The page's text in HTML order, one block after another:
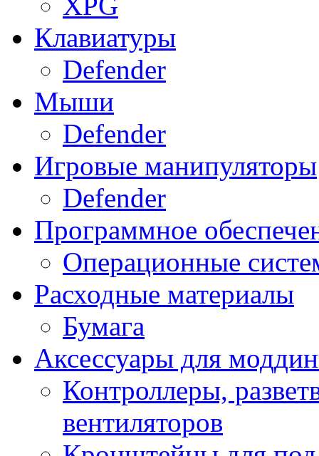
Клавиатуры
Defender
Мыши
Defender
Игровые манипуляторы
Defender
Программное
Операционные
Расходные материалы
Бумага
Аксессуары для
Контроллеры,
вентиляторов